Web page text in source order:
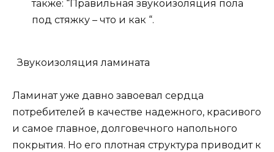
также: “Правильная звукоизоляция пола
под стяжку – что и как “.
Звукоизоляция ламината
Ламинат уже давно завоевал сердца
потребителей в качестве надежного, красивого
и самое главное, долговечного напольного
покрытия. Но его плотная структура приводит к